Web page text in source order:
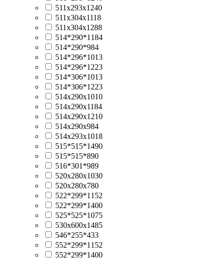
511х293х1240
511х304х1118
511х304х1288
514*290*1184
514*290*984
514*296*1013
514*296*1223
514*306*1013
514*306*1223
514х290х1010
514х290х1184
514х290х1210
514х290х984
514х293х1018
515*515*1490
515*515*890
516*301*989
520x280x1030
520x280x780
522*299*1152
522*299*1400
525*525*1075
530х600х1485
546*255*433
552*299*1152
552*299*1400